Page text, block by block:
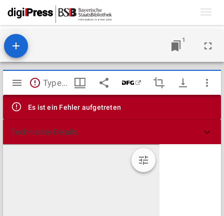
1
Mirador
Viewer
TypeError: Failed to fetch
Es ist ein Fehler aufgetreten
Technische Details